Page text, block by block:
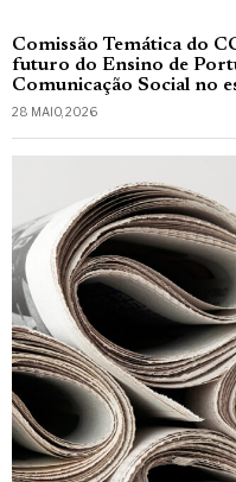
Comissão Temática do
futuro do Ensino de
Comunicação Social no
28 MAIO, 2026